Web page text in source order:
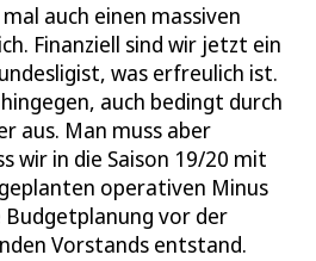
auch einen massiven
Finanziell sind wir jetzt ein
was erfreulich ist.
auch bedingt durch
aus. Man muss aber
wir in die Saison 19/20 mit
operativen Minus
vor der
Vorstands entstand.